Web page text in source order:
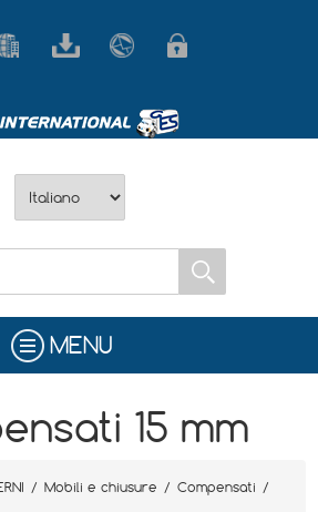
MENU
15 mm
/ Mobili e chiusure / Compensati /